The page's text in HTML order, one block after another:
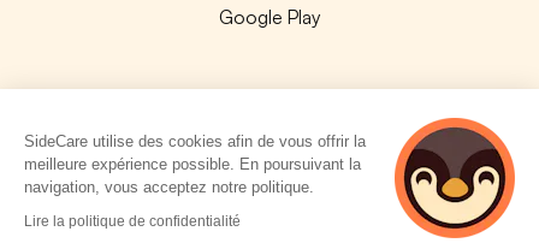
Google Play
© 2026 SideCare. Tous droits réservés.
SideCare utilise des cookies afin de vous offrir la
meilleure expérience possible. En poursuivant la
navigation, vous acceptez notre politique.
Lire la politique de confidentialité